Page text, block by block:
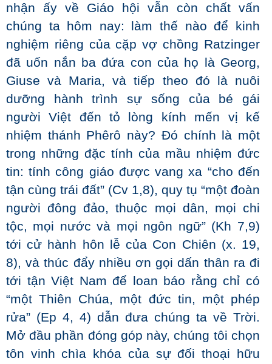
nhận ấy về Giáo hội vẫn còn chất vấn
chúng ta hôm nay: làm thế nào để kinh
nghiệm riêng của cặp vợ chồng Ratzinger
đã uốn nắn ba đứa con của họ là Georg,
Giuse và Maria, và tiếp theo đó là nuôi
dưỡng hành trình sự sống của bé gái
người Việt đến tỏ lòng kính mến vị kế
nhiệm thánh Phêrô này? Đó chính là một
trong những đặc tính của mầu nhiệm đức
tin: tính công giáo được vang xa “cho đến
tận cùng trái đất” (Cv 1,8), quy tụ “một đoàn
người đông đảo, thuộc mọi dân, mọi chi
tộc, mọi nước và mọi ngôn ngữ” (Kh 7,9)
tới cử hành hôn lễ của Con Chiên (x. 19,
8), và thúc đẩy nhiều ơn gọi dấn thân ra đi
tới tận Việt Nam để loan báo rằng chỉ có
“một Thiên Chúa, một đức tin, một phép
rửa” (Ep 4, 4) dẫn đưa chúng ta về Trời.
Mở đầu phần đóng góp này, chúng tôi chọn
tôn vinh chìa khóa của sự đối thoại hữu